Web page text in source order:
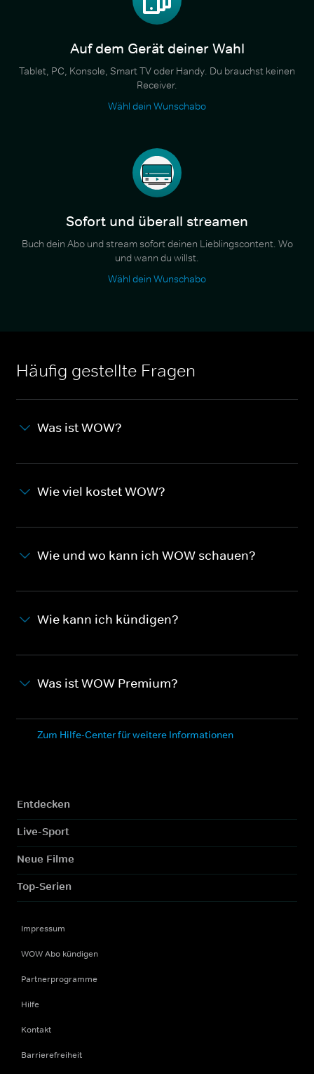
Auf dem Gerät deiner Wahl
Tablet, PC, Konsole, Smart TV oder Handy. Du brauchst keinen
Receiver.
Wähl dein Wunschabo
Sofort und überall streamen
Buch dein Abo und stream sofort deinen Lieblingscontent. Wo
und wann du willst.
Wähl dein Wunschabo
Häufig gestellte Fragen
Was ist WOW?
Wie viel kostet WOW?
Wie und wo kann ich WOW schauen?
Wie kann ich kündigen?
Was ist WOW Premium?
Zum Hilfe-Center für weitere Informationen
Entdecken
Live-Sport
Neue Filme
Top-Serien
Impressum
WOW Abo kündigen
Partnerprogramme
Hilfe
Kontakt
Barrierefreiheit